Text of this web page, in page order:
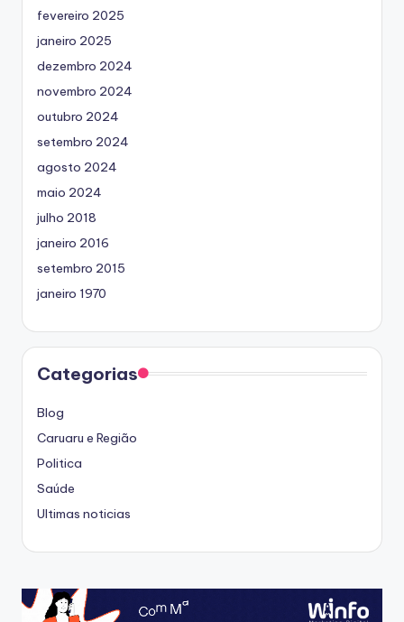
fevereiro 2025
janeiro 2025
dezembro 2024
novembro 2024
outubro 2024
setembro 2024
agosto 2024
maio 2024
julho 2018
janeiro 2016
setembro 2015
janeiro 1970
Categorias
Blog
Caruaru e Região
Politica
Saúde
Ultimas noticias